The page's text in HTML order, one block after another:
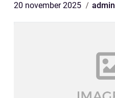
20 november 2025 admin